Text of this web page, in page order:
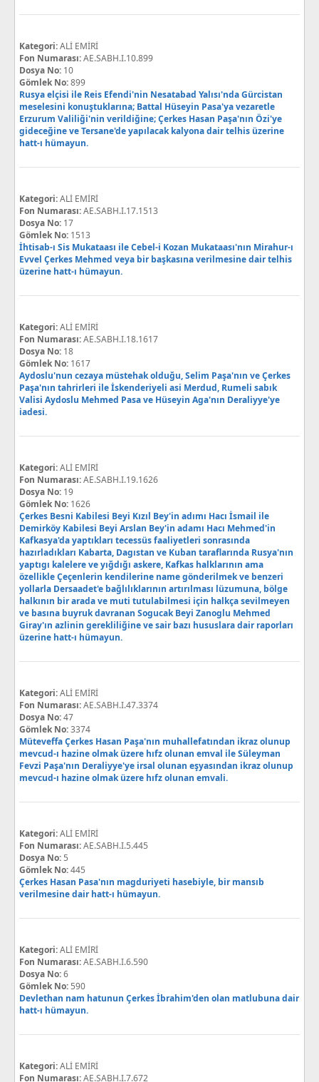
Kategori:ALİ EMİRİ
Fon Numarası:AE.SABH.I.10.899
Dosya No: 10
Gömlek No:899
Rusya elçisi ile Reis Efendi'nin Nesatabad Yalısı'nda Gürcistan
meselesini konuştuklarına; Battal Hüseyin Pasa'ya vezaretle
Erzurum Valiliği'nin verildiğine; Çerkes Hasan Paşa'nın Özi'ye
gideceğine ve Tersane'de yapılacak kalyona dair telhis üzerine
hatt-ı hümayun.
Kategori:ALİ EMİRİ
Fon Numarası:AE.SABH.I.17.1513
Dosya No: 17
Gömlek No: 1513
İhtisab-ı Sis Mukataası ile Cebel-i Kozan Mukataası'nın Mirahur-ı
Evvel Çerkes Mehmed veya bir başkasına verilmesine dair telhis
üzerine hatt-ı hümayun.
Kategori:ALİ EMİRİ
Fon Numarası:AE.SABH.I.18.1617
Dosya No: 18
Gömlek No: 1617
Aydoslu'nun cezaya müstehak olduğu, Selim Paşa'nın ve Çerkes
Paşa'nın tahrirleri ile İskenderiyeli asi Merdud, Rumeli sabık
Valisi Aydoslu Mehmed Pasa ve Hüseyin Aga'nın Deraliyye'ye
iadesi.
Kategori:ALİ EMİRİ
Fon Numarası:AE.SABH.I.19.1626
Dosya No: 19
Gömlek No: 1626
Çerkes Besni Kabilesi Beyi Kızıl Bey'in adımı Hacı İsmail ile
Demirköy Kabilesi Beyi Arslan Bey'in adamı Hacı Mehmed'in
Kafkasya'da yaptıkları tecessüs faaliyetleri sonrasında
hazırladıkları Kabarta, Dagıstan ve Kuban taraflarında Rusya'nın
yaptıgı kalelere ve yığdığı askere, Kafkas halklarının ama
özellikle Çeçenlerin kendilerine name gönderilmek ve benzeri
yollarla Dersaadet'e bağlılıklarının artırılması lüzumuna, bölge
halkının bir arada ve muti tutulabilmesi için halkça sevilmeyen
ve basına buyruk davranan Sogucak Beyi Zanoglu Mehmed
Giray'ın azlinin gerekliliğine ve sair bazı hususlara dair raporları
üzerine hatt-ı hümayun.
Kategori:ALİ EMİRİ
Fon Numarası:AE.SABH.I.47.3374
Dosya No:47
Gömlek No:3374
Müteveffa Çerkes Hasan Paşa'nın muhallefatından ikraz olunup
mevcud-ı hazine olmak üzere hıfz olunan emval ile Süleyman
Fevzi Paşa'nın Deraliyye'ye irsal olunan eşyasından ikraz olunup
mevcud-ı hazine olmak üzere hıfz olunan emvali.
Kategori:ALİ EMİRİ
Fon Numarası:AE.SABH.I.5.445
Dosya No: 5
Gömlek No:445
Çerkes Hasan Pasa'nın magduriyeti hasebiyle, bir mansıb
verilmesine dair hatt-ı hümayun.
Kategori:ALİ EMİRİ
Fon Numarası:AE.SABH.I.6.590
Dosya No:6
Gömlek No: 590
Devlethan nam hatunun Çerkes İbrahim'den olan matlubuna dair
hatt-ı hümayun.
Kategori:ALİ EMİRİ
Fon Numarası:AE.SABH.I.7.672